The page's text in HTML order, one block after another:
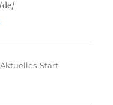
Aktuelles-Start